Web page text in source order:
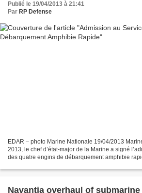
Publié le 19/04/2013 à 21:41
Par RP Defense
EDAR – photo Marine Nationale 19/04/2013
2013, le chef d’état-major de la Marine a signé
des quatre engins de débarquement amphibie
Navantia overhaul of